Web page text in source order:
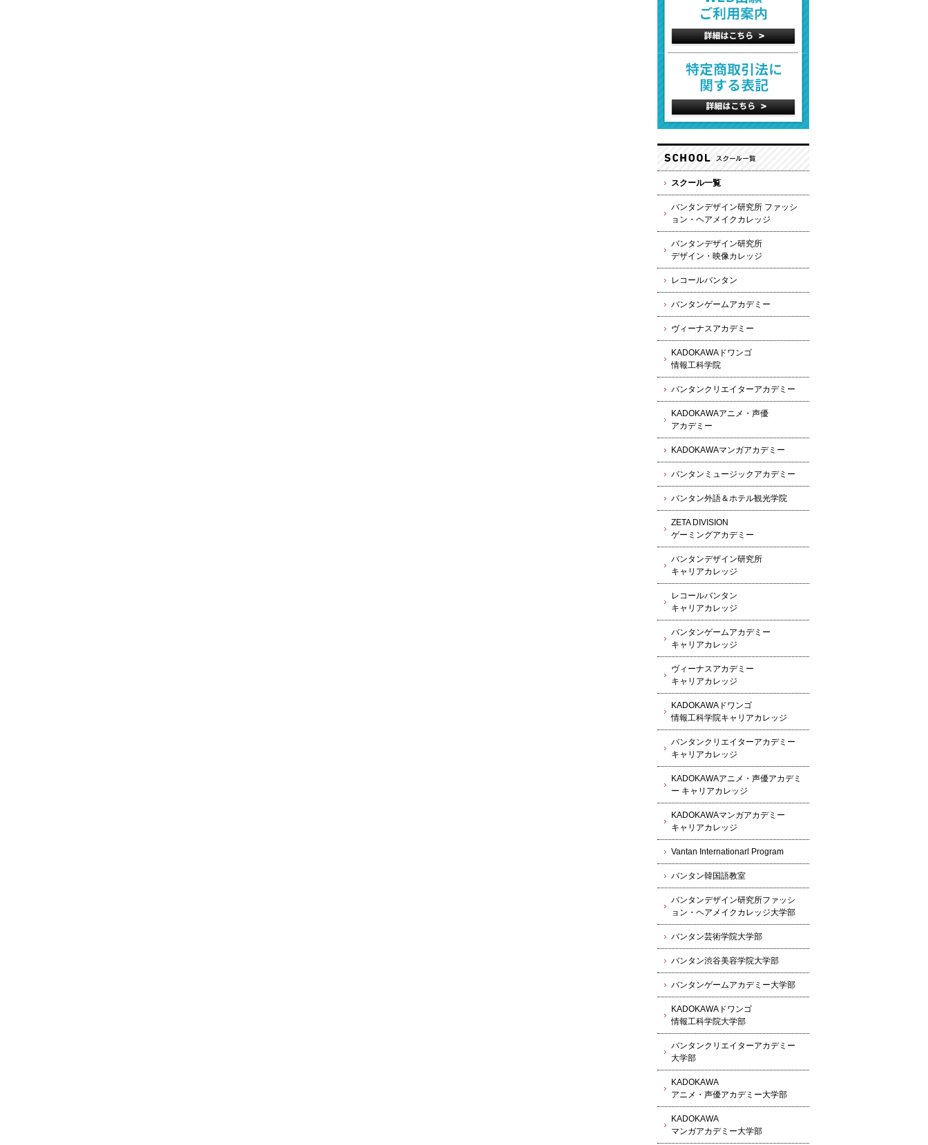
スクール一覧
バンタンデザイン研究所 ファッシ
ョン・ヘアメイクカレッジ
バンタンデザイン研究所
デザイン・映像カレッジ
レコールバンタン
バンタンゲームアカデミー
ヴィーナスアカデミー
KADOKAWAドワンゴ
情報工科学院
バンタンクリエイターアカデミー
KADOKAWAアニメ・声優
アカデミー
KADOKAWAマンガアカデミー
バンタンミュージックアカデミー
バンタン外語＆ホテル観光学院
ZETA DIVISION
ゲーミングアカデミー
バンタンデザイン研究所
キャリアカレッジ
レコールバンタン
キャリアカレッジ
バンタンゲームアカデミー
キャリアカレッジ
ヴィーナスアカデミー
キャリアカレッジ
KADOKAWAドワンゴ
情報工科学院キャリアカレッジ
バンタンクリエイターアカデミー
キャリアカレッジ
KADOKAWAアニメ・声優アカデミ
ー キャリアカレッジ
KADOKAWAマンガアカデミー
キャリアカレッジ
Vantan Internationarl Program
バンタン韓国語教室
バンタンデザイン研究所ファッシ
ョン・ヘアメイクカレッジ大学部
バンタン芸術学院大学部
バンタン渋谷美容学院大学部
バンタンゲームアカデミー大学部
KADOKAWAドワンゴ
情報工科学院大学部
バンタンクリエイターアカデミー
大学部
KADOKAWA
アニメ・声優アカデミー大学部
KADOKAWA
マンガアカデミー大学部